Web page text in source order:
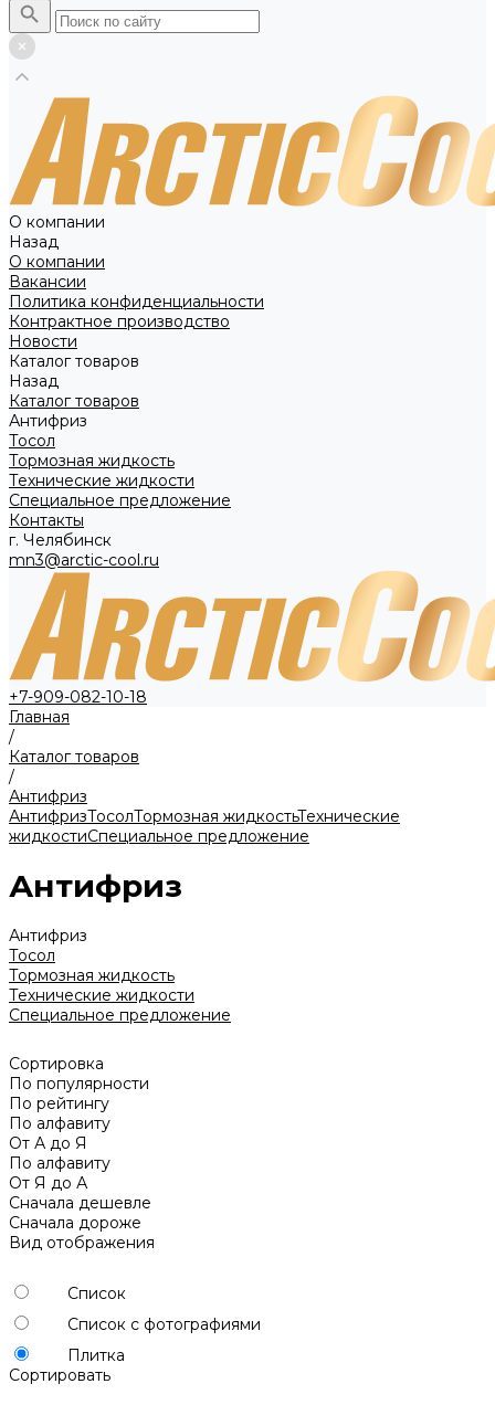
О компании
Назад
О компании
Вакансии
Политика конфиденциальности
Контрактное производство
Новости
Каталог товаров
Назад
Каталог товаров
Антифриз
Тосол
Тормозная жидкость
Технические жидкости
Специальное предложение
Контакты
г. Челябинск
mn3@arctic-cool.ru
+7-909-082-10-18
Главная
/
Каталог товаров
/
Антифриз
АнтифризТосолТормозная жидкостьТехнические
жидкостиСпециальное предложение
Антифриз
Антифриз
Тосол
Тормозная жидкость
Технические жидкости
Специальное предложение
Сортировка
По популярности
По рейтингу
По алфавиту
От А до Я
По алфавиту
От Я до А
Сначала дешевле
Сначала дороже
Вид отображения
Список
Список с фотографиями
Плитка
Сортировать